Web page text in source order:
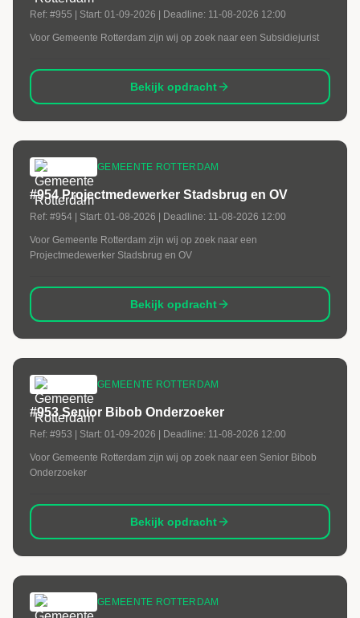
Ref: #955 | Start: 01-09-2026 | Deadline: 11-08-2026 12:00
Voor Gemeente Rotterdam zijn wij op zoek naar een Subsidiejurist
Bekijk opdracht
GEMEENTE ROTTERDAM
#954 Projectmedewerker Stadsbrug en OV
Ref: #954 | Start: 01-08-2026 | Deadline: 11-08-2026 12:00
Voor Gemeente Rotterdam zijn wij op zoek naar een
Projectmedewerker Stadsbrug en OV
Bekijk opdracht
GEMEENTE ROTTERDAM
#953 Senior Bibob Onderzoeker
Ref: #953 | Start: 01-09-2026 | Deadline: 11-08-2026 12:00
Voor Gemeente Rotterdam zijn wij op zoek naar een Senior Bibob
Onderzoeker
Bekijk opdracht
GEMEENTE ROTTERDAM